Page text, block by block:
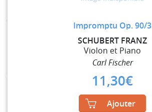
Impromptu Op. 90/3
SCHUBERT FRANZ
Violon et Piano
Carl Fischer
11,30€
Ajouter